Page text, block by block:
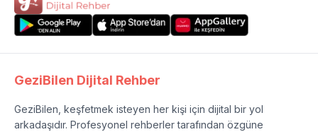
GeziBilen Dijital Rehber
GeziBilen, keşfetmek isteyen her kişi için dijital bir yol
arkadaşıdır. Profesyonel rehberler tarafından özgüne